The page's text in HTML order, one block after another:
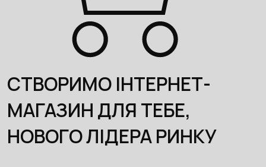
СТВОРИМО ІНТЕРНЕТ-
МАГАЗИН ДЛЯ ТЕБЕ,
НОВОГО ЛІДЕРА РИНКУ